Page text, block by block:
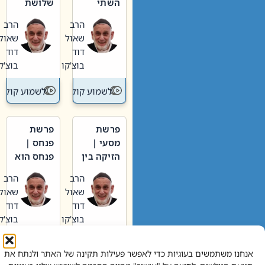
אנחנו משתמשים בעוגיות כדי לאפשר פעילות תקינה של האתר ולנתח את
וערב של
חיינו
הרב
שאול
דוד
בוצ'קו
לשמוע קול תורה – מדרש
האבות
הרב
שאול
דוד
בוצ'קו
לשמוע קול
פרשת
מסעי |
הזיקה בין
הגדול לעם הרב
שאול
דוד
בוצ'קו
לשמוע קול תורה – מדרש
פרשת
פנחס |
פנחס הוא
אליהו: בין
קנאות
הורסת
לקנאות
בונה
הרב
שאול
דוד
בוצ'קו
לשמוע קול